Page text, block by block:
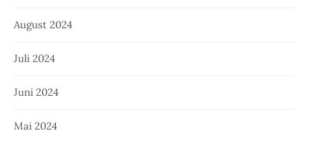
August 2024
Juli 2024
Juni 2024
Mai 2024